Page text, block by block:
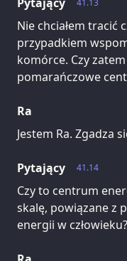
41.13
Nie chciałem tracić
przypadkiem
komórce. Czy
pomarańczowe
Ra
Jestem Ra. Zgadza
41.14
Pytający
Czy to centrum
skalę, powiązane z
energii w człowieku?